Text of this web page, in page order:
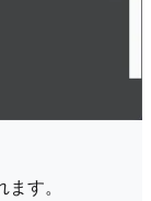
す。